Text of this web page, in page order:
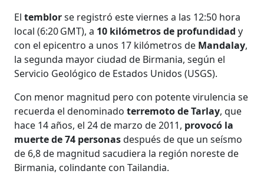
Eltemblorse registró este viernes a las 12:50 hora
local (6:20 GMT), a 10 kilómetros de profundidady
con el epicentro a unos 17 kilómetros de Mandalay,
la segunda mayor ciudad de Birmania, según el
Servicio Geológico de Estados Unidos (USGS).
Con menor magnitud pero con potente virulencia se
recuerda el denominadoterremoto de Tarlay, que
hace 14 años, el 24 de marzo de 2011, provocó la
muerte de 74 personasdespués de que un seísmo
de 6,8 de magnitud sacudiera la región noreste de
Birmania, colindante con Tailandia.